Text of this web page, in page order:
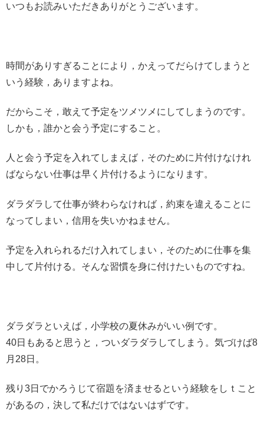
いつもお読みいただきありがとうございます。
時間がありすぎることにより，かえってだらけてしまうと
いう経験，ありますよね。
だからこそ，敢えて予定をツメツメにしてしまうのです。
しかも，誰かと会う予定にすること。
人と会う予定を入れてしまえば，そのために片付けなけれ
ばならない仕事は早く片付けるようになります。
ダラダラして仕事が終わらなければ，約束を違えることに
なってしまい，信用を失いかねません。
予定を入れられるだけ入れてしまい，そのために仕事を集
中して片付ける。そんな習慣を身に付けたいものですね。
ダラダラといえば，小学校の夏休みがいい例です。
40日もあると思うと，ついダラダラしてしまう。気づけば8
月28日。
残り3日でかろうじて宿題を済ませるという経験をしｔこと
があるの，決して私だけではないはずです。